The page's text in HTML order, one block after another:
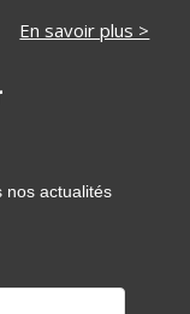
En savoir plus >
nos actualités